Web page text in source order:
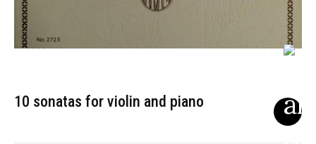
10 sonatas for violin and piano